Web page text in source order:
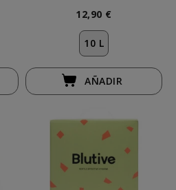
12,90 €
10 L
AÑADIR